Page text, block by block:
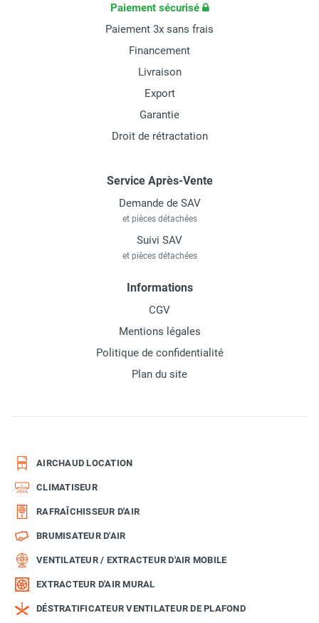
Paiement sécurisé
Paiement 3x sans frais
Financement
Livraison
Export
Garantie
Droit de rétractation
Service Après-Vente
Demande de SAV
et pièces détachées
Suivi SAV
et pièces détachées
Informations
CGV
Mentions légales
Politique de confidentialité
Plan du site
AIRCHAUD LOCATION
CLIMATISEUR
RAFRAÎCHISSEUR D'AIR
BRUMISATEUR D'AIR
VENTILATEUR / EXTRACTEUR D'AIR MOBILE
EXTRACTEUR D'AIR MURAL
DÉSTRATIFICATEUR VENTILATEUR DE PLAFOND